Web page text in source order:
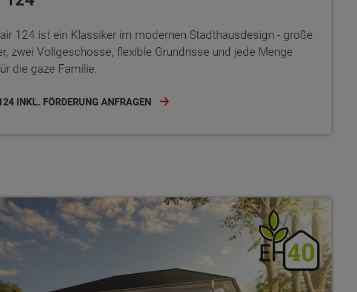
124 ist ein Klassiker im modernen Stadthausdesign - große
zwei Vollgeschosse, flexible Grundrisse und jede Menge
die gaze Familie.
INKL. FÖRDERUNG ANFRAGEN